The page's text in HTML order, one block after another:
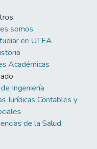
somos
en UTEA
Académicas
Ingeniería
Jurídicas Contables y
de la Salud